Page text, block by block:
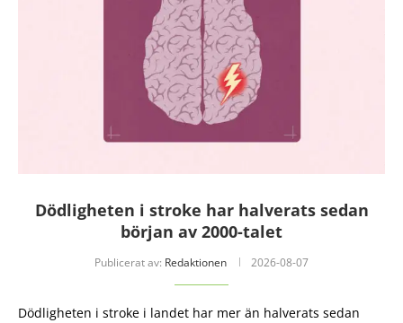
Dödligheten i stroke har halverats sedan
början av 2000-talet
Publicerat av: Redaktionen 2026-08-07
Dödligheten i stroke i landet har mer än halverats sedan